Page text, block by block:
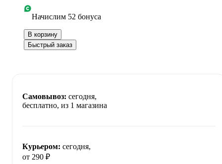
Начислим 52 бонуса
В корзину
Быстрый заказ
Самовывоз: сегодня,
бесплатно, из 1 магазина
Курьером: сегодня,
от 290 ₽